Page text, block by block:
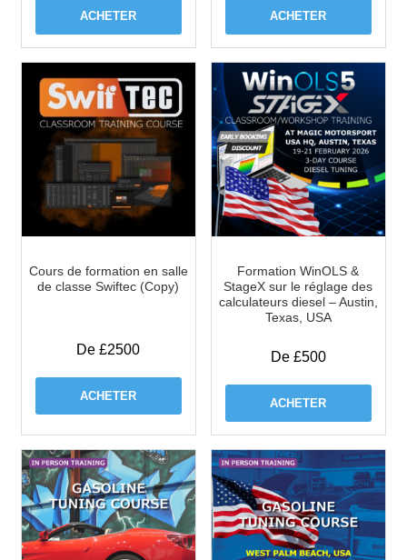
ACHETER ACHETER
Cours de formation en salle
de classe Swiftec (Copy)
De £2500
ACHETER
Formation WinOLS &
StageX sur le réglage des
calculateurs diesel – Austin,
Texas, USA
De £500
ACHETER